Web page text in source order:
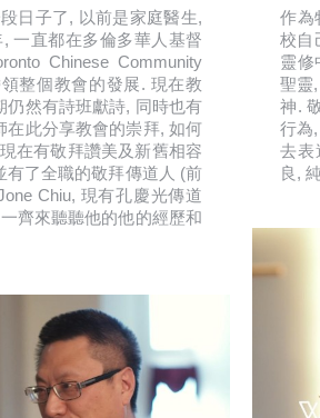
日子了, 以前是家庭醫生,
一直都在多倫多華人基督
Chinese Community
整個教會的發展. 現在教
仍然有詩班獻詩, 同時也有
在此分享教會的崇拜, 如何
在有敬拜讚美及新舊相容
有了全職的敬拜傳道人 (前
Chiu, 現有孔慶光傳道
齊來聽聽他的他的經歷和
作為
校自
靈修
聖靈
神.
行為
去表
良,